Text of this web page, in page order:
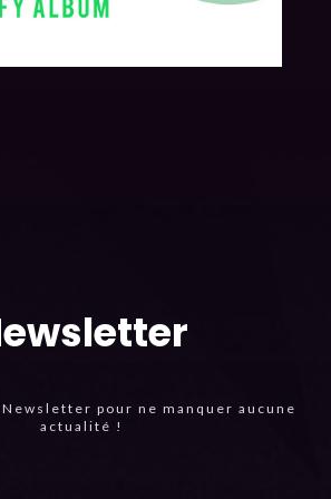
pour ne manquer aucune
actualité !